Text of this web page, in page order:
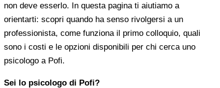
non deve esserlo. In questa pagina ti aiutiamo a
orientarti: scopri quando ha senso rivolgersi a un
professionista, come funziona il primo colloquio, quali
sono i costi e le opzioni disponibili per chi cerca uno
psicologo a Pofi.
Sei lo psicologo di Pofi?